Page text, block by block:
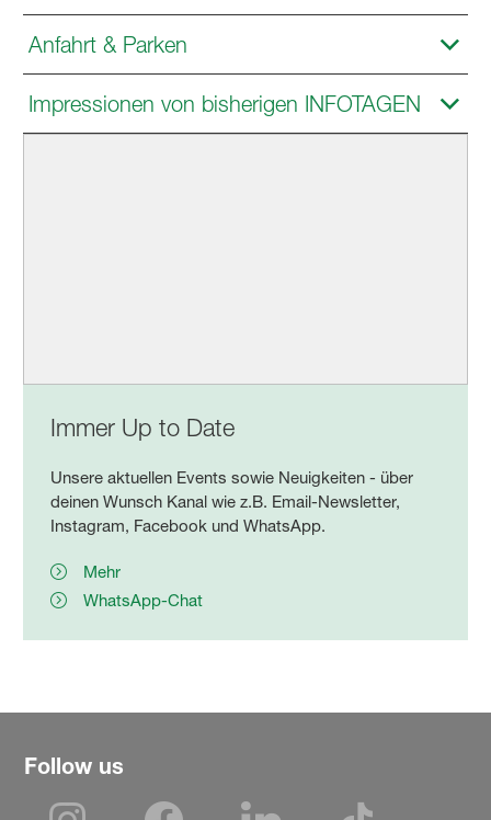
Anfahrt & Parken
Impressionen von bisherigen INFOTAGEN
Immer Up to Date
Unsere aktuellen Events sowie Neuigkeiten - über
deinen Wunsch Kanal wie z.B. Email-Newsletter,
Instagram, Facebook und WhatsApp.
Mehr
WhatsApp-Chat
Follow us